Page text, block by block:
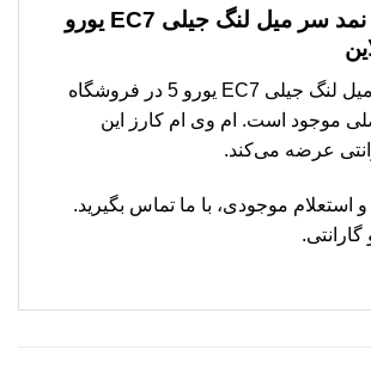
قیمت کاسه نمد سر میل لنگ جیلی EC7 یورو
کاسه نمد سر میل لنگ جیلی EC7 یورو 5 در فروشگاه
موجود است. ام وی ام کارز این
عرضه می‌کند.
موجودی، با ما تماس بگیرید.